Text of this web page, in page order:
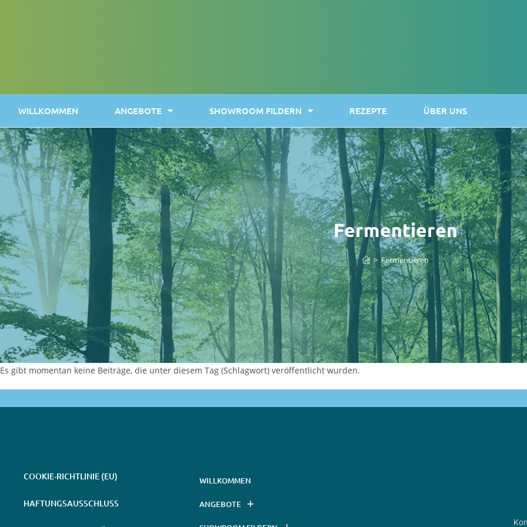
WILLKOMMEN ANGEBOTE SHOWROOM FILDERN REZEPTE ÜBER UNS
Fermentieren
> Fermentieren
Es gibt momentan keine Beiträge, die unter diesem Tag (Schlagwort) veröffentlicht wurden.
COOKIE-RICHTLINIE (EU)
HAFTUNGSAUSSCHLUSS
WILLKOMMEN
ANGEBOTE